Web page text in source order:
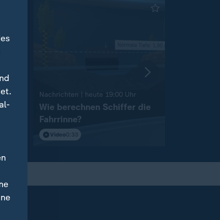
Nachrichten | heute 19:00 Uhr:
Wie berechnen Schiffer die
Fahrrinne?
Video0:33